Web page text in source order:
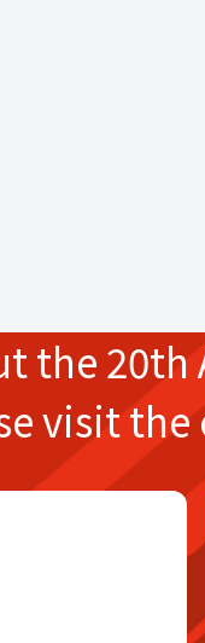
the20th
visit the